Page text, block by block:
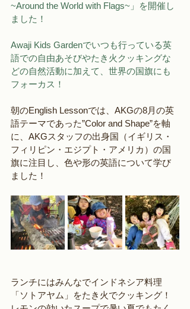
~Around the World with Flags~」を開催し
ました！
Awaji Kids Gardenでいつも行っている英
語での自由あそびやたき火クッキングな
どの自然活動に加えて、世界の国旗にも
フォーカス！
朝のEnglish Lessonでは、AKGの8月の英
語テーマであった”Color and Shape”を軸
に、AKGスタッフの出身国（イギリス・
フィリピン・エジプト・アメリカ）の国
旗に注目し、色や形の英語について学び
ました！
ランチにはみんなでインドネシア料理
「ソトアヤム」をたき火でクッキング！